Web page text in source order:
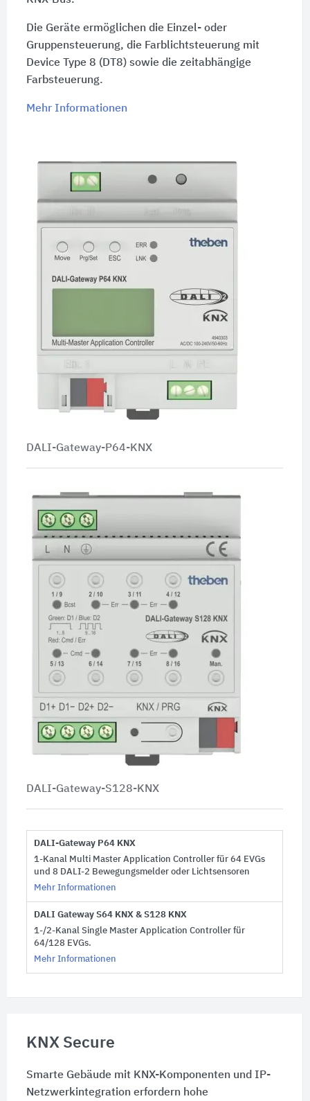
Die Geräte ermöglichen die Einzel- oder
Gruppensteuerung, die Farblichtsteuerung mit
Device Type 8 (DT8) sowie die zeitabhängige
Farbsteuerung.
Mehr Informationen
DALI-Gateway-P64-KNX
DALI-Gateway-S128-KNX
DALI-Gateway P64 KNX
1-Kanal Multi Master Application Controller für 64 EVGs
und 8 DALI-2 Bewegungsmelder oder Lichtsensoren
Mehr Informationen
DALI Gateway S64 KNX & S128 KNX
1-/2-Kanal Single Master Application Controller für
64/128 EVGs.
Mehr Informationen
KNX Secure
Smarte Gebäude mit KNX-Komponenten und IP-
Netzwerkintegration erfordern hohe